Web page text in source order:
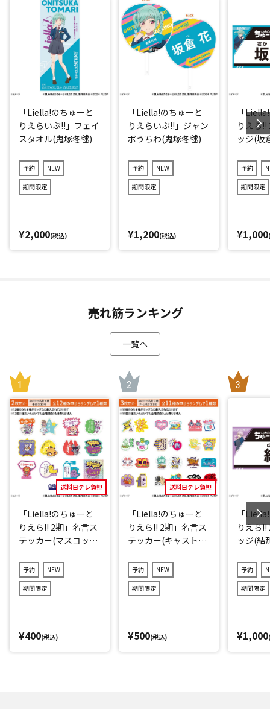
「Liella!のちゅーと
りえらいぶ!!」フェイ
スタオル(鬼塚冬毬)
予約 NEW
期間限定
¥2,000(税込)
「Liella!のちゅーと
りえらいぶ!!」ジャン
ボうちわ(鬼塚冬毬)
予約 NEW
期間限定
¥1,200(税込)
「
りえら
ッジ(坂
予約
期間限定
¥1,000
売れ筋ランキング
一覧へ
送料日テレ負担
「Liella!のちゅーと
りえら!! 2期」名言ス
テッカー(マスコット
(ランダム12種)
予約 NEW
期間限定
¥400(税込)
送料日テレ負担
「Liella!のちゅーと
りえら!! 2期」名言ス
テッカー(キャストve
ム11種)
予約 NEW
期間限定
¥500(税込)
「
りえら
ッジ(結
予約
期間限定
¥1,000